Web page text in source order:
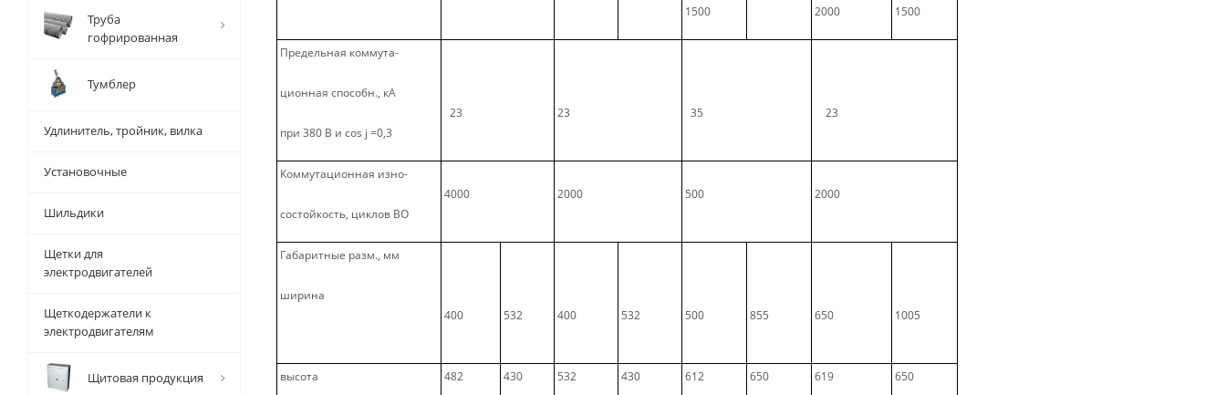
1500 2000 1500
Предельная коммута-
ционная способн., кА
при 380 В и cos j =0,3
23 23 35 23
Коммутационная изно-
состойкость, циклов ВО
4000 2000 500 2000
Габаритные разм., мм
ширина
400
532 400 532 500 855 650 1005
высота 482 430 532 430 612 650 619 650
Труба
гофрированная
Тумблер
Удлинитель, тройник, вилка
Установочные
Шильдики
Щетки для
электродвигателей
Щеткодержатели к
электродвигателям
Щитовая продукция